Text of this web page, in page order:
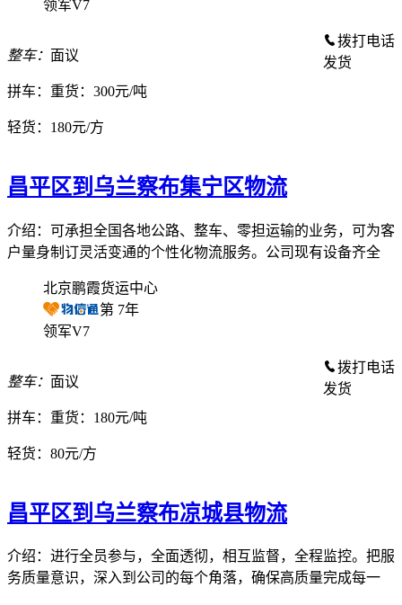
领军V7
整车： 面议
拼车： 重货：300元/吨
轻货： 180元/方
拨打电话
发货
昌平区到乌兰察布集宁区物流
介绍：可承担全国各地公路、整车、零担运输的业务，可为客
户量身制订灵活变通的个性化物流服务。公司现有设备齐全
北京鹏霞货运中心
第 7年
领军V7
整车： 面议
拼车： 重货：180元/吨
轻货： 80元/方
拨打电话
发货
昌平区到乌兰察布凉城县物流
介绍：进行全员参与，全面透彻，相互监督，全程监控。把服
务质量意识，深入到公司的每个角落，确保高质量完成每一